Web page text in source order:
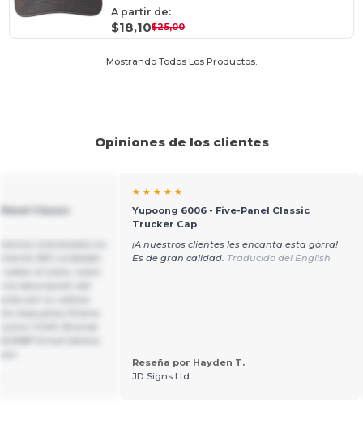
A partir de:
$18,10$25,00
Mostrando Todos Los Productos.
Opiniones de los clientes
Classic
★ ★ ★ ★ ★
Yupoong 6006 - Five-Panel Classic
Trucker Cap
¡A nuestros clientes les encanta esta gorra!
Es de gran calidad. Traducido del English
Reseña por Hayden T.
JD Signs Ltd